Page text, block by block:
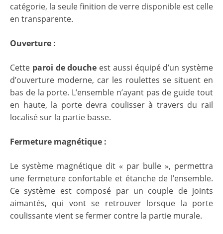
catégorie, la seule finition de verre disponible est celle
en transparente.
Ouverture :
Cette paroi de douche est aussi équipé d’un système
d’ouverture moderne, car les roulettes se situent en
bas de la porte. L’ensemble n’ayant pas de guide tout
en haute, la porte devra coulisser à travers du rail
localisé sur la partie basse.
Fermeture magnétique :
Le système magnétique dit « par bulle », permettra
une fermeture confortable et étanche de l’ensemble.
Ce système est composé par un couple de joints
aimantés, qui vont se retrouver lorsque la porte
coulissante vient se fermer contre la partie murale.